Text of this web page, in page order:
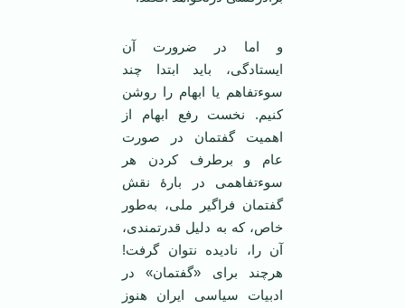
و اما در ضرورت آن
ایستادگی، باید ابتدا چند
سوءتفاهم یا ابهام را روشن
کنیم. نخست رفع ابهام از
اهمیت گفتمان در صورت
عام و برطرف کردن هر
سوء‌تفاهمی در بارۀ نقش
گفتمان فراگیر ملی‌، به‌طور
خاص، که به دلیل قدرتمندی،
آن را، نادیده نتوان گرفت!
هرچند برای «گفتمان» در
ادبیات سیاسی ایران هنوز